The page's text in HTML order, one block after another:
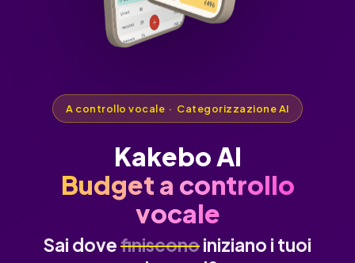
A controllo vocale · Categorizzazione AI
Kakebo AI
Budget a controllo
vocale
Sai dovefinisconoiniziano i tuoi